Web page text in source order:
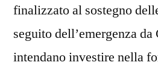
finalizzato al sostegno
seguito dell’emergenza
intendano investire nella